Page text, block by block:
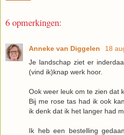
6 opmerkingen:
Anneke van Diggelen
18
Je landschap ziet er
(vind ik)knap werk hoor.
Ook weer leuk om te zien dat
Bij me rose tas had ik ook
ik denk dat ik het langer had
Ik heb een bestelling